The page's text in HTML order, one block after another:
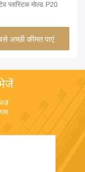
प्लास्टिक मोल्ड P20
अच्छी कीमत पाएं